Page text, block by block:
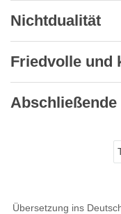
Nichtdualität
Friedvolle und
Übersetzung ins